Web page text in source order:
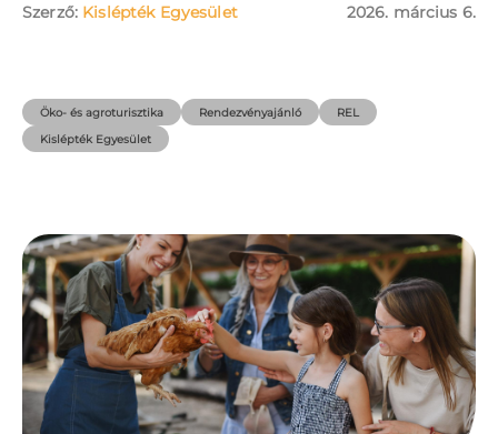
Szerző: Kislépték Egyesület 2026. március 6.
Öko- és agroturisztika Rendezvényajánló
REL
Kislépték Egyesület